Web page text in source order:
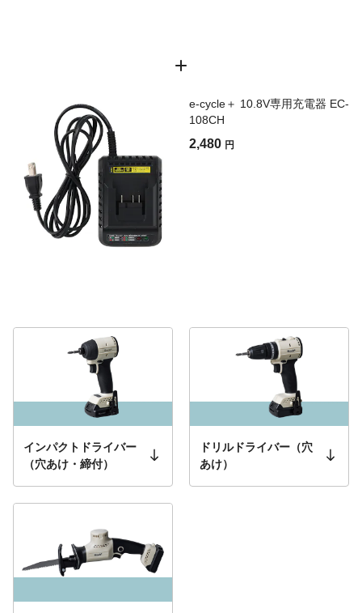
e-cycle＋ 10.8V専用充電器 EC-
108CH
2,480 円
インパクトドライバー
（穴あけ・締付）
ドリルドライバー（穴
あけ）